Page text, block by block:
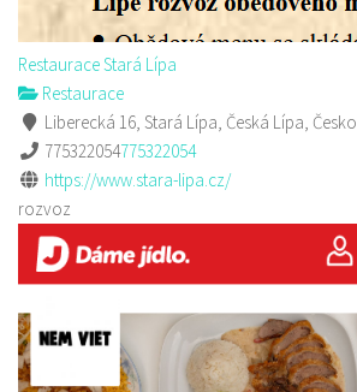
Restaurace Stará Lípa
Restaurace
Liberecká 16, Stará Lípa, Česká Lípa, Česko
775322054775322054
https://www.stara-lipa.cz/
rozvoz